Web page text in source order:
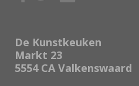
De Kunstkeuken
Markt 23
5554 CA Valkenswaard